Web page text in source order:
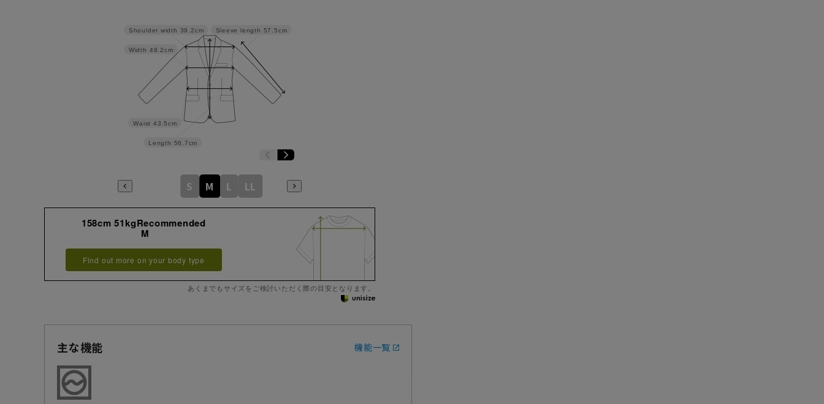
Sleeve length 57.5cm
Length 56.7cm
Waist 43.5cm
Width 48.2cm
Shoulder width 39.2cm
S M L LL
158cm 51kgRecommended
M
Find out more on your body type
あくまでもサイズをご検討いただく際の目安となります。
主な機能 機能一覧